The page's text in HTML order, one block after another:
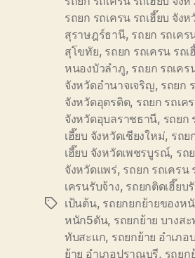
Tags
รถยก รถเครน รถเฮี๊ยบ จัง
สุราษฎร์ธานี, รถยก รถเคร
สุโขทัย, รถยก รถเครน รถ
หนองบัวลำภู, รถยก รถเคร
จังหวัดอำนาจเจริญ, รถยก
จังหวัดอุตรดิต, รถยก รถเค
จังหวัดอุบลราชธานี, รถยก
เฮี๊ยบ จังหวัดเชียงใหม่, รถย
เฮี๊ยบ จังหวัดเพชรบูรณ์, รถ
จังหวัดแพร่, รถยก รถเครน
เครนรับจ้าง, รถยกติดเฮี๊ยบ
เป้นต้น, รถยกยกย้ายของห
หนัก5ตัน, รถยกย้าย บางส
ทับสะแก, รถยกย้าย อำเภ
ย้าย อำเภอปราณบุรี, รถยก